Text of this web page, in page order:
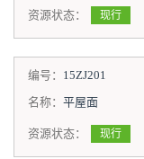
资源状态： 现行
编号： 15ZJ201
名称： 平屋面
资源状态： 现行